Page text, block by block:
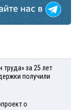
труда» за 25 лет
получили
о